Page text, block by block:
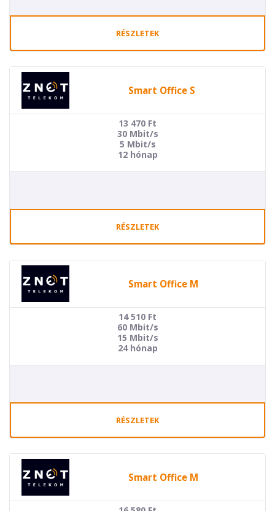
RÉSZLETEK
Smart Office S
13 470 Ft
30 Mbit/s
5 Mbit/s
12 hónap
RÉSZLETEK
Smart Office M
14 510 Ft
60 Mbit/s
15 Mbit/s
24 hónap
RÉSZLETEK
Smart Office M